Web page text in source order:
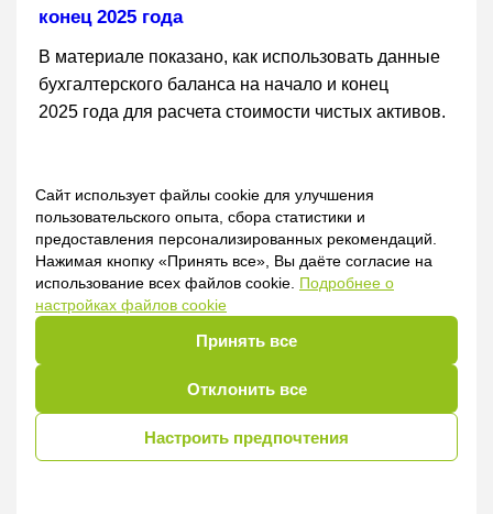
Сайт использует файлы cookie для улучшения
пользовательского опыта, сбора статистики и
предоставления персонализированных рекомендаций.
Нажимая кнопку «Принять все», Вы даёте согласие на
использование всех файлов cookie. Подробнее о
настройках файлов cookie
Принять все
Отклонить все
Настроить предпочтения
конец 2025 года
В материале показано, как использовать данные
бухгалтерского баланса на начало и конец
2025 года для расчета стоимости чистых активов.
Пособие:Оперативная корректировка
стоимости чистых активов по итогам
2025 года
Автор рассмотрел способы оперативного
увеличения стоимости чистых активов, снижения
размера уставного капитала заключительными
записями декабря в случае, когда по итогам года
стоимость чистых активов оказалась